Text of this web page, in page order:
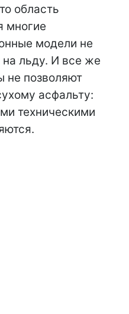
область
многие
модели не
льду. И все же
не позволяют
асфальту:
техническими